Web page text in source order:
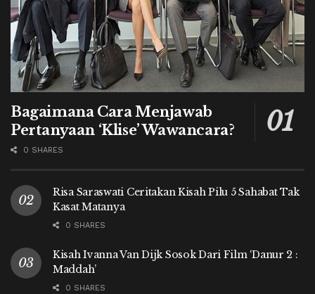
Bagaimana Cara Menjawab
Pertanyaan ‘Klise’ Wawancara?
0 SHARES
Risa Saraswati Ceritakan Kisah Pilu 5 Sahabat Tak
Kasat Matanya
0 SHARES
Kisah Ivanna Van Dijk Sosok Dari Film ‘Danur 2 :
Maddah’
0 SHARES